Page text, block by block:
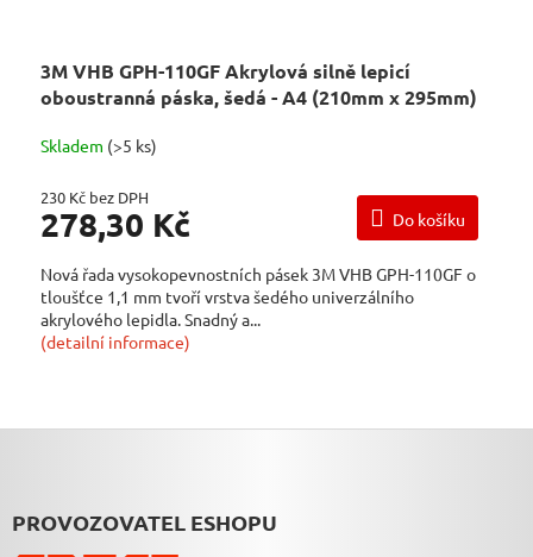
3M VHB GPH-110GF Akrylová silně lepicí
oboustranná páska, šedá - A4 (210mm x 295mm)
Skladem (>5 ks)
230 Kč bez DPH
278,30 Kč Do košíku
Nová řada vysokopevnostních pásek 3M VHB GPH-110GF o
tloušťce 1,1 mm tvoří vrstva šedého univerzálního
akrylového lepidla. Snadný a...
(detailní informace)
APROVOZOVATEL ESHOPU